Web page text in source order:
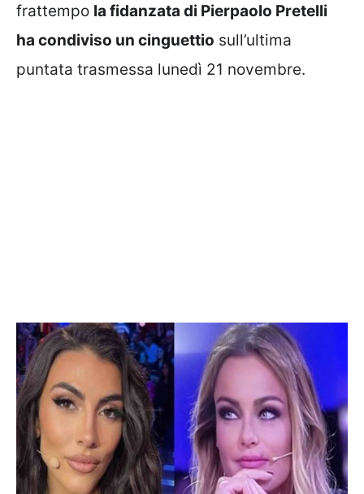
frattempo la fidanzata di Pierpaolo Pretelli
ha condiviso un cinguettio sull’ultima
puntata trasmessa lunedì 21 novembre.